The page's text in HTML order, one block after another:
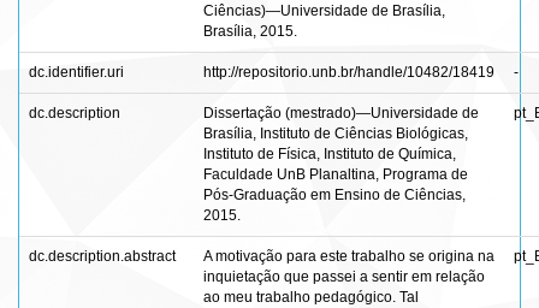
Ciências)—Universidade de Brasília,
Brasília, 2015.
dc.identifier.uri http://repositorio.unb.br/handle/10482/18419 -
dc.description
Dissertação (mestrado)—Universidade de
Brasília, Instituto de Ciências Biológicas,
Instituto de Física, Instituto de Química,
Faculdade UnB Planaltina, Programa de
Pós-Graduação em Ensino de Ciências,
2015.
dc.description.abstract
A motivação para este trabalho se origina na
inquietação que passei a sentir em relação
ao meu trabalho pedagógico. Tal